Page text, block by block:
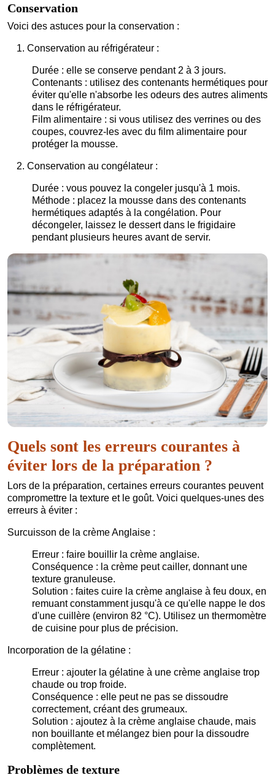
Conservation
Voici des astuces pour la conservation :
Conservation au réfrigérateur :
Durée : elle se conserve pendant 2 à 3 jours.
Contenants : utilisez des contenants hermétiques pour
éviter qu'elle n'absorbe les odeurs des autres aliments
dans le réfrigérateur.
Film alimentaire : si vous utilisez des verrines ou des
coupes, couvrez-les avec du film alimentaire pour
protéger la mousse.
Conservation au congélateur :
Durée : vous pouvez la congeler jusqu'à 1 mois.
Méthode : placez la mousse dans des contenants
hermétiques adaptés à la congélation. Pour
décongeler, laissez le dessert dans le frigidaire
pendant plusieurs heures avant de servir.
Quels sont les erreurs courantes à
éviter lors de la préparation ?
Lors de la préparation, certaines erreurs courantes peuvent
compromettre la texture et le goût. Voici quelques-unes des
erreurs à éviter :
Surcuisson de la crème Anglaise :
Erreur : faire bouillir la crème anglaise.
Conséquence : la crème peut cailler, donnant une
texture granuleuse.
Solution : faites cuire la crème anglaise à feu doux, en
remuant constamment jusqu'à ce qu'elle nappe le dos
d'une cuillère (environ 82 °C). Utilisez un thermomètre
de cuisine pour plus de précision.
Incorporation de la gélatine :
Erreur : ajouter la gélatine à une crème anglaise trop
chaude ou trop froide.
Conséquence : elle peut ne pas se dissoudre
correctement, créant des grumeaux.
Solution : ajoutez à la crème anglaise chaude, mais
non bouillante et mélangez bien pour la dissoudre
complètement.
Problèmes de texture